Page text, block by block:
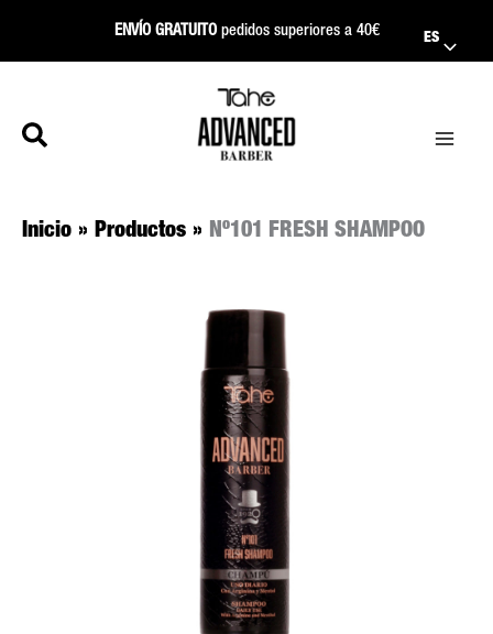
ENVÍO GRATUITOpedidos superiores a 40€ ES
Inicio Productos Nº101 FRESH SHAMPOO
Rango
de
precios:
desde
4,90 €
hasta